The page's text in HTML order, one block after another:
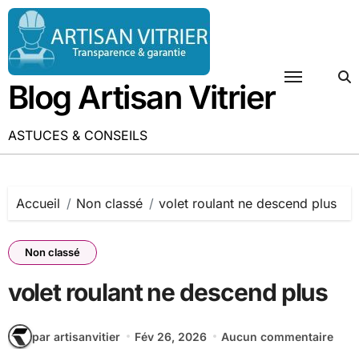
Passer
contenu
Blog Artisan Vitrier
ASTUCES & CONSEILS
Accueil Non classé volet roulant ne descend plus
Non classé
volet roulant ne descend plus
par artisanvitier Fév 26, 2026 Aucun commentaire